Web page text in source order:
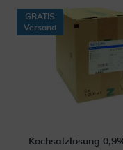
GRATIS
Versand
Kochsalzlösung